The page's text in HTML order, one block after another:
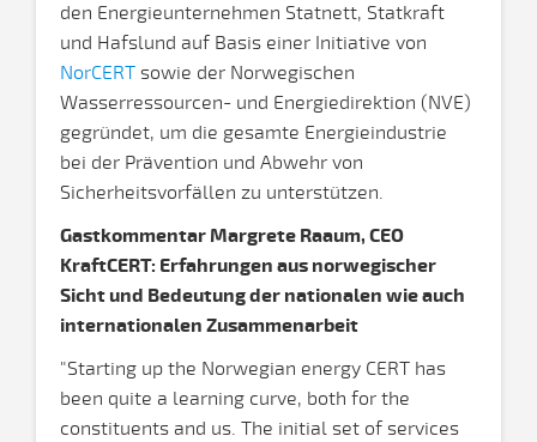
den Energieunternehmen Statnett, Statkraft
und Hafslund auf Basis einer Initiative von
NorCERT sowie der Norwegischen
Wasserressourcen- und Energiedirektion (NVE)
gegründet, um die gesamte Energieindustrie
bei der Prävention und Abwehr von
Sicherheitsvorfällen zu unterstützen.
Gastkommentar Margrete Raaum, CEO
KraftCERT: Erfahrungen aus norwegischer
Sicht und Bedeutung der nationalen wie auch
internationalen Zusammenarbeit
"Starting up the Norwegian energy CERT has
been quite a learning curve, both for the
constituents and us. The initial set of services